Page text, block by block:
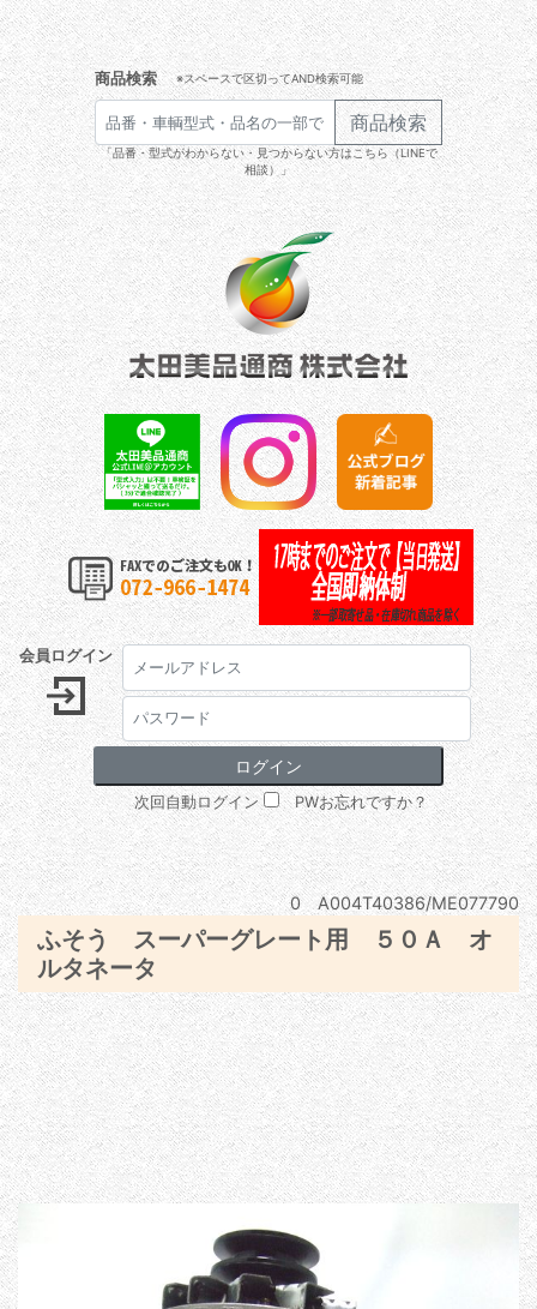
商品検索 ※スペースで区切ってAND検索可能
商品検索
「品番・型式がわからない・見つからない方はこちら（LINEで
相談）」
会員ログイン
次回自動ログイン PWお忘れですか？
0 A004T40386/ME077790
ふそう スーパーグレート用 ５０Ａ オ
ルタネータ